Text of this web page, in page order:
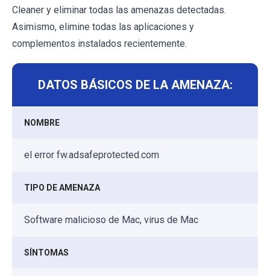
Cleaner y eliminar todas las amenazas detectadas.
Asimismo, elimine todas las aplicaciones y
complementos instalados recientemente.
DATOS BÁSICOS DE LA AMENAZA:
NOMBRE
el error fw.adsafeprotected.com
TIPO DE AMENAZA
Software malicioso de Mac, virus de Mac
SÍNTOMAS